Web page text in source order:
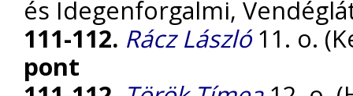
és Idegenforgalmi,
111-112. Rácz László11. o.
pont